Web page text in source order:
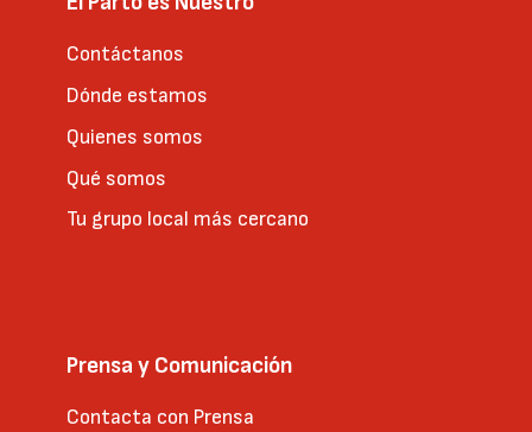
Contáctanos
Dónde estamos
Quienes somos
Qué somos
Tu grupo local más cercano
Prensa y Comunicación
Contacta con Prensa